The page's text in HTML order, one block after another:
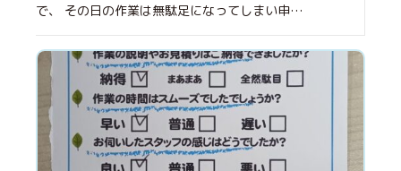
で、 その日の作業は無駄足になってしまい申…